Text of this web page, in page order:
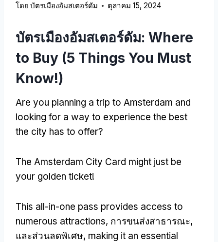
โดย บัตรเมืองอัมสเตอร์ดัม ตุลาคม 15, 2024
บัตรเมืองอัมสเตอร์ดัม: Where
to Buy (5 Things You Must
Know!)
Are you planning a trip to Amsterdam and
looking for a way to experience the best
the city has to offer?
The Amsterdam City Card might just be
your golden ticket!
This all-in-one pass provides access to
numerous attractions, การขนส่งสาธารณะ,
และส่วนลดพิเศษ, making it an essential